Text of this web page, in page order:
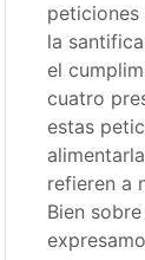
la
el
cuatro
estas
refieren a
Bien